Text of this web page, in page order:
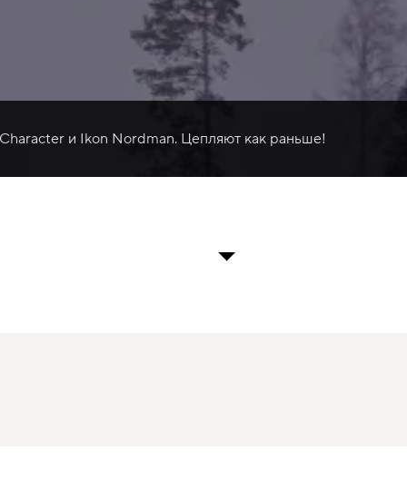
и Ikon Nordman. Цепляют как раньше!